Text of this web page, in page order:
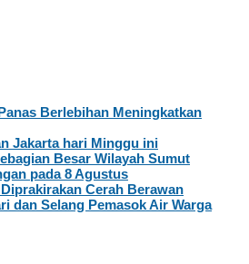
Berlebihan Meningkatkan
Jakarta hari Minggu ini
Besar Wilayah Sumut
pada 8 Agustus
Cerah Berawan
dan Selang Pemasok Air Warga